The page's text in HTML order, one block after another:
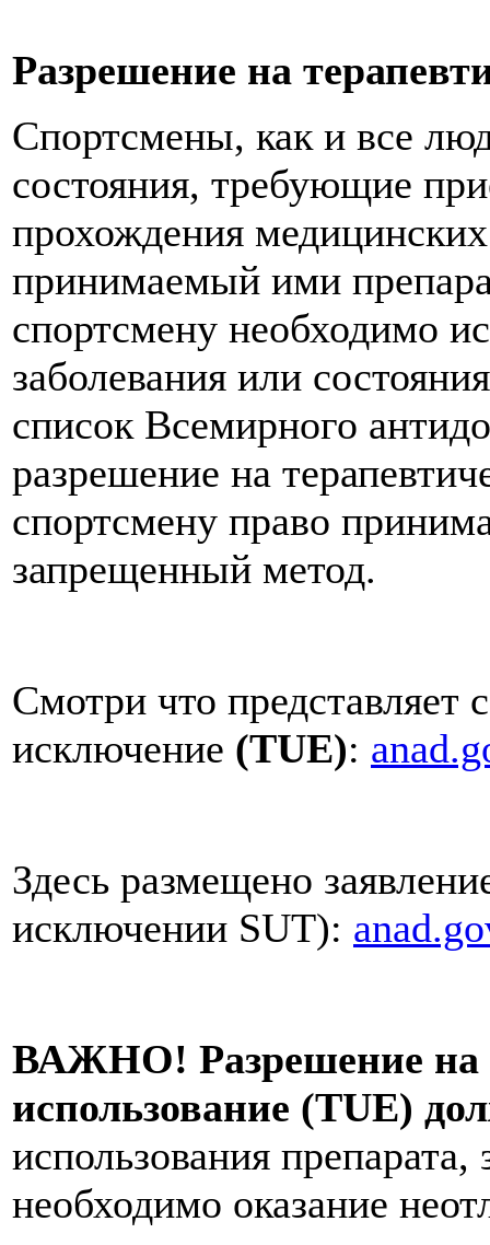
Разрешение на
Спортсмены, как и все
состояния, требующие
прохождения
принимаемый ими
спортсмену необходимо
заболевания или
список Всемирного
разрешение на
спортсмену право
запрещенный метод.
Смотри что представляет
исключение (TUE):
Здесь размещено
исключении SUT):
ВАЖНО! Разрешение на
использование (TUE)
использования
необходимо оказание